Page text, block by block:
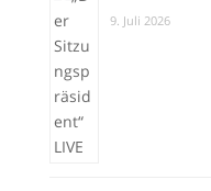
9. Juli 2026